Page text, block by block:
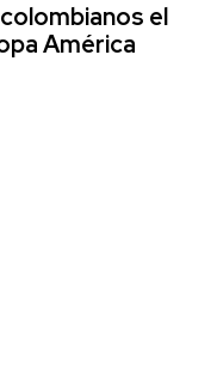
el
América